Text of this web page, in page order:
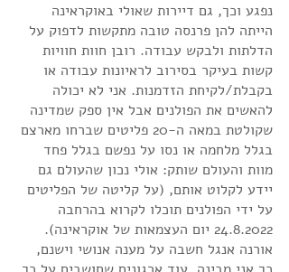
נפגע וכך, גם דיירות שאולי באוקראינה
הייתה להן פרנסה טובה מתקשות לדפוק על
הדלתות ולבקש עבודה. רובן חוות חוויות
קשות בעיקר בסירוב לראיונות עבודה או
בקבלת/לקיחת הזדמנות. אני לא יכולה
להאשים את הפולנים אבל אין ספק שמדינה
שקולטת במאה ה-20 פליטים שברחו מארצם
בגלל מלחמה או נסו על נפשם בגלל פחד
מוות והעולם שותק: אולי נכון שהעולם גם
יידע לקלוט אותם, (על קליטה של הפליטים
על ידי הפולנים תוכלו לקרוא בהרחבה
24.8.2022 יום העצמאות של אוקראינה).
אורנה אנגל חשבה על מענה אנושי וישנם,